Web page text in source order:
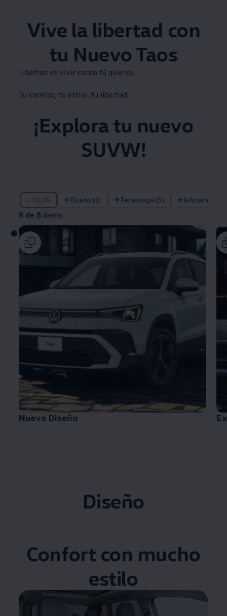
Vive la libertad con
tu Nuevo Taos
Libertad es vivir como tú quieres.
Tu camino, tu estilo, tu libertad.
¡Explora tu nuevo
SUVW!
All (8) Diseño (2) Tecnología (3) Infotainment
8 de 8 items
8 de 8 items
Nuevo Diseño
Diseño
Confort con mucho
estilo